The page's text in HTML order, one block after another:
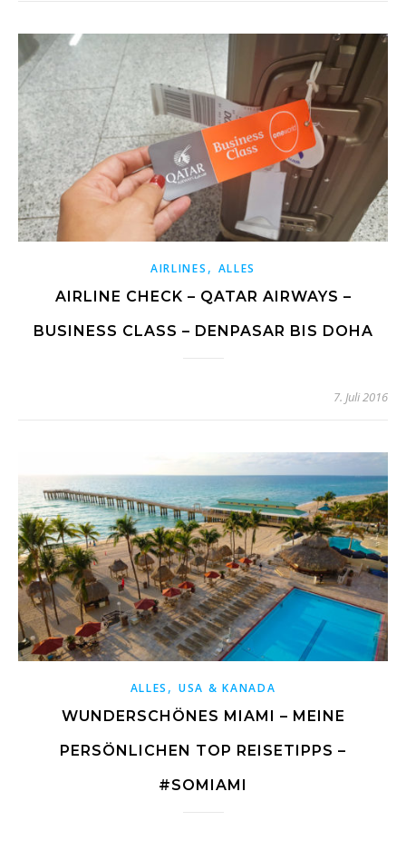
AIRLINES , ALLES
AIRLINE CHECK – QATAR AIRWAYS –
BUSINESS CLASS – DENPASAR BIS DOHA
7. Juli 2016
ALLES ,USA & KANADA
WUNDERSCHÖNES MIAMI – MEINE
PERSÖNLICHEN TOP REISETIPPS –
#SOMIAMI